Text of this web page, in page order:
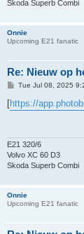
Skoda Superb Combi
Onnie
Upcoming E21 fanatic
Re: Nieuw op
P
s
t
Tue Jul 08, 2025
[https://
E21 320/6
Volvo XC 60 D3
Skoda Superb Combi
Onnie
Upcoming E21 fanatic